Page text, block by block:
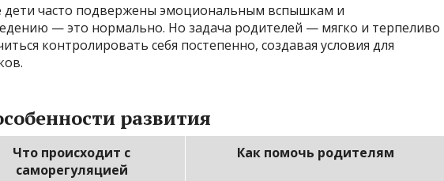
дети часто подвержены эмоциональным вспышкам и
— это нормально. Но задача родителей — мягко и терпеливо
контролировать себя постепенно, создавая условия для
развития
Что происходит с
саморегуляцией
Как помочь родителям